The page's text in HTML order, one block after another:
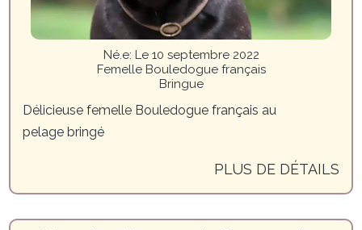
Né.e: Le 10 septembre 2022
Femelle Bouledogue français
Bringue
Délicieuse femelle Bouledogue français au
pelage bringé
PLUS DE DÉTAILS